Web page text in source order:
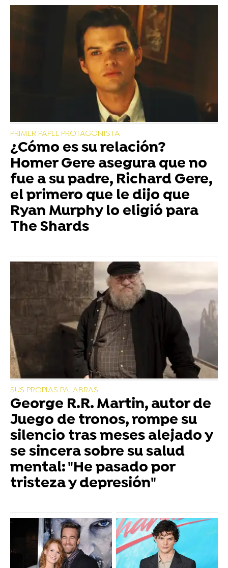
PRIMER PAPEL PROTAGONISTA
¿Cómo es su relación?
Homer Gere asegura que no
fue a su padre, Richard Gere,
el primero que le dijo que
Ryan Murphy lo eligió para
The Shards
SUS PROPIAS PALABRAS
George R.R. Martin, autor de
Juego de tronos, rompe su
silencio tras meses alejado y
se sincera sobre su salud
mental: "He pasado por
tristeza y depresión"